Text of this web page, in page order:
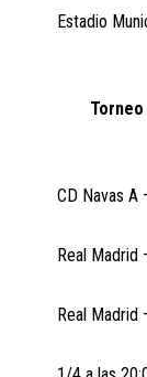
Estadio
CD Navas A
Real
Real Madrid